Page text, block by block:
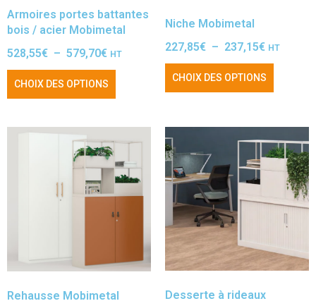
Armoires portes battantes
bois / acier Mobimetal
528,55€ – 579,70€ HT
CHOIX DES OPTIONS
Niche Mobimetal
227,85€ – 237,15€ HT
CHOIX DES OPTIONS
Rehausse Mobimetal
Desserte à rideaux